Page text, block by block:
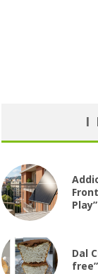
I
Dal
free”